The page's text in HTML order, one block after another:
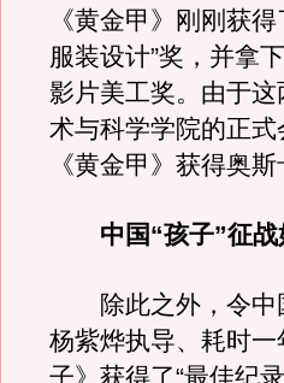
《黄金甲》刚刚获
服装设计”奖，并拿
影片美工奖。由于
术与科学学院的正
《黄金甲》获得奥
中国“孩子”征战
除此之外，令中
杨紫烨执导、耗时
子》获得了“最佳纪